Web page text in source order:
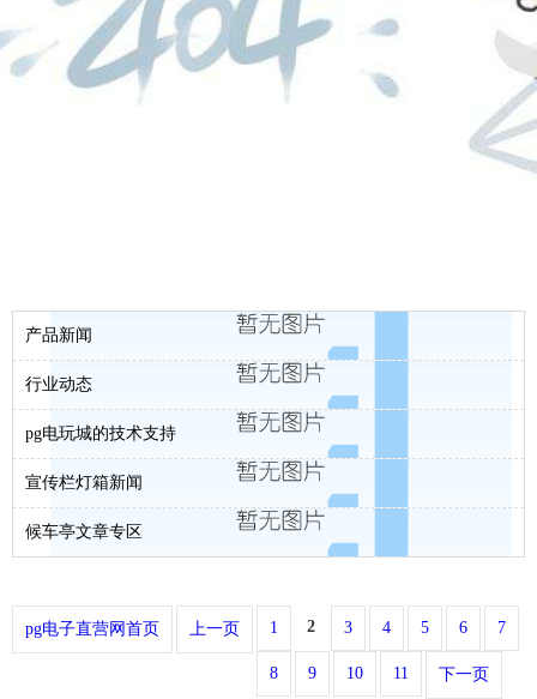
产品新闻
行业动态
pg电玩城的技术支持
宣传栏灯箱新闻
候车亭文章专区
pg电子直营网首页 上一页 1 2 3 4 5 6 7
8 9 10 11 下一页